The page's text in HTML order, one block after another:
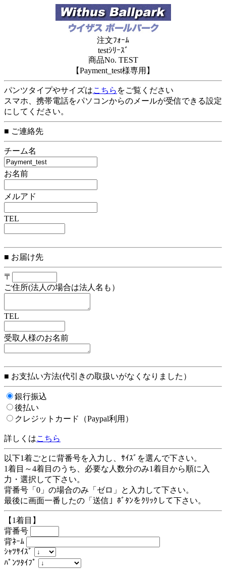
注文ﾌｫｰﾑ
testｼﾘｰｽﾞ
商品No. TEST
【Payment_test様専用】
パンツタイプやサイズはこちら をご覧ください
スマホ、携帯電話をパソコンからのメールが受信できる設定
にしてください。
■ ご連絡先
チーム名
お名前
メルアド
TEL
■ お届け先
〒
ご住所(法人の場合は法人名も）
TEL
受取人様のお名前
■ お支払い方法(代引きの取扱いがなくなりました）
銀行振込
後払い
クレジットカード（Paypal利用）
詳しくはこちら
以下1着ごとに背番号を入力し、ｻｲｽﾞを選んで下さい。
1着目～4着目のうち、必要な人数分のみ1着目から順に入
力・選択して下さい。
背番号「0」の場合のみ「ゼロ」と入力して下さい。
最後に画面一番したの「送信」ﾎﾞﾀﾝをｸﾘｯｸして下さい。
【1着目】
背番号
背ﾈｰﾑ
ｼｬﾂｻｲｽﾞ
ﾊﾟﾝﾂﾀｲﾌﾟ